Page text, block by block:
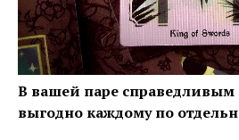
В вашей паре справедливым
выгодно каждому по